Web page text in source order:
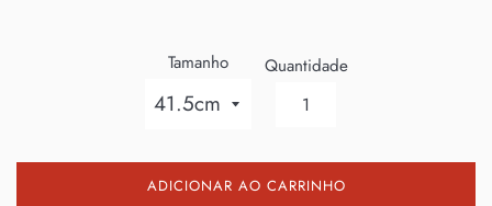
Tamanho Quantidade
ADICIONAR AO CARRINHO